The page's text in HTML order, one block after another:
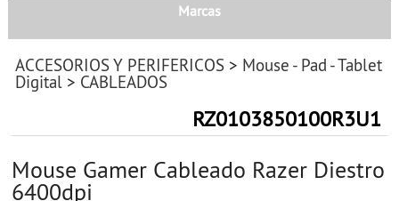
Marcas
ACCESORIOS Y PERIFERICOS > Mouse - Pad - Tablet
Digital > CABLEADOS
RZ0103850100R3U1
Mouse Gamer Cableado Razer Diestro
6400dpi